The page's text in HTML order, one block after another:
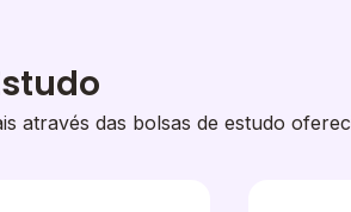
através das bolsas de estudo